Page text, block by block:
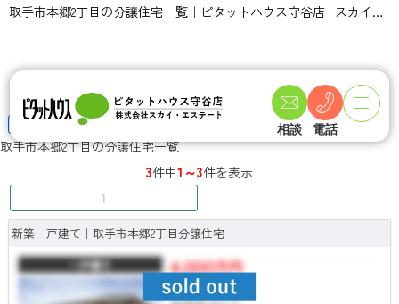
取手市本郷2丁目の分譲住宅一覧｜ピタットハウス守谷店 | スカイ・エステート
相談 電話
TOPページ > 物件検索 取手市本郷2丁目の分譲住宅一覧
取手市本郷2丁目の分譲住宅一覧
3件中1～3件を表示
1
新築一戸建て｜取手市本郷2丁目分譲住宅